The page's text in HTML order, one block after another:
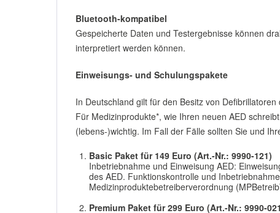
Bluetooth-kompatibel
Gespeicherte Daten und Testergebnisse können
interpretiert werden können.
Einweisungs- und Schulungspakete
In Deutschland gilt für den Besitz von
Für Medizinprodukte*, wie Ihren neuen AED
(lebens-)wichtig. Im Fall der Fälle sollten Sie und
Basic Paket für 149 Euro (Art.-Nr.: 9990-121)
Inbetriebnahme und Einweisung AED:
des AED. Funktionskontrolle und
Medizinproduktebetreiberverordnung
Premium Paket für 299 Euro (Art.-Nr.: 9990-